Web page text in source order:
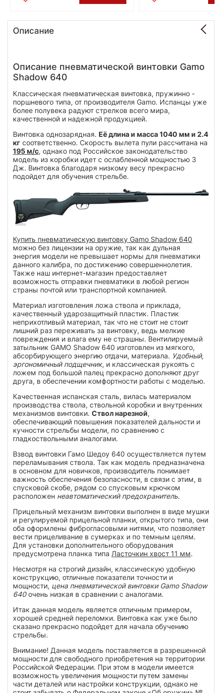
Описание
Описание пневматической винтовки Gamo
Shadow 640
Классическая пневматическая винтовка, пружинно -
поршневого типа, от производителя Gamo. Испанцы уже
более полувека радуют стрелков всего мира,
качественной и надежной продукцией.
Винтовка однозарядная. Её длина и масса 1040 мм и 2.4
кг соответственно. Скорость вылета пули рассчитана на
195 м/с, однако под Российское законодательство
модель из коробки идет с ослабленной мощностью 3
Дж. Винтовка благодаря низкому весу прекрасно
подойдет для обучения стрельбе.
Купить пневматическую винтовку Gamo Shadow 640
можно без лицензии на оружие, так как дульная
энергия модели не превышает нормы для пневматики
данного калибра, по достижению совершеннолетия.
Также наш интернет-магазин предоставляет
возможность отправки пневматики в любой регион
страны почтой или транспортной компанией.
Материал изготовления ложа ствола и приклада,
качественный ударозащитный пластик. Пластик
неприхотливый материал, так что не стоит не стоит
лишний раз переживать за винтовку, ведь мелкие
повреждения и влага ему не страшны. Вентилируемый
затыльник GAMO Shadow 640 изготовлен из мягкого,
абсорбирующего энергию отдачи, материала. Удобный,
эргономичный подщечник, и классическая рукоять с
ложем под большой палец прекрасно дополняют друг
друга, в обеспечении комфортности работы с моделью.
Качественная испанская сталь, вилась материалом
производства ствола, ствольной коробки и внутренних
механизмов винтовки. Ствол нарезной,
обеспечивающий повышения показателей дальности и
кучности стрельбы модели, по сравнению с
гладкоствольными аналогами.
Взвод винтовки Гамо Шедоу 640 осуществляется путем
переламывания ствола. Так как модель предназначена
в основном для новичков, производитель понимает
важность обеспечения безопасности, в связи с этим, в
спусковой скобе, рядом со спусковым крючком
расположен неавтоматический предохранитель.
Прицельный механизм винтовки выполнен в виде мушки
и регулируемой прицельной планки, открытого типа, они
оба оформлены фиброгласовыми нитями, что позволяет
вести прицеливание в сумерках и по темным целям.
Для установки дополнительного оборудования
предусмотрена планка типа Ласточкин хвост 11 мм.
Несмотря на строгий дизайн, классическую удобную
конструкцию, отличные показатели точности и
мощности, цена пневматической винтовки Gamo Shadow
640очень низкая в сравнении с аналогами.
Итак данная модель является отличным примером,
хорошей средней переломки. Винтовка как уже было
сказано прекрасно подойдет для начала обучению
стрельбы.
Внимание! Данная модель поставляется в разрешенной
мощности для свободного приобретения на территории
Российской Федерации. При этом в модели имеется
возможность увеличения мощности путем замены
части деталей или настройки конструкции, однако не